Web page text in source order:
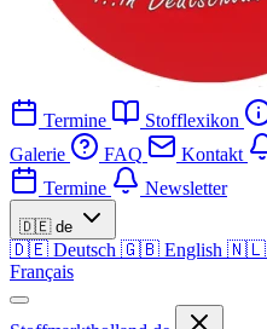
Termine Stofflexikon
Galerie
FAQ Kontakt
Termine
Newsletter
🇩🇪 de
🇩🇪 Deutsch 🇬🇧 English 🇳🇱
Français